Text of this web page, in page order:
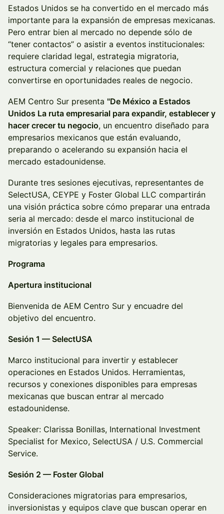
Estados Unidos se ha convertido en el mercado más
importante para la expansión de empresas mexicanas.
Pero entrar bien al mercado no depende sólo de
“tener contactos” o asistir a eventos institucionales:
requiere claridad legal, estrategia migratoria,
estructura comercial y relaciones que puedan
convertirse en oportunidades reales de negocio.
AEM Centro Sur presenta "De México a Estados
Unidos La ruta empresarial para expandir, establecer y
hacer crecer tu negocio, un encuentro diseñado para
empresarios mexicanos que están evaluando,
preparando o acelerando su expansión hacia el
mercado estadounidense.
Durante tres sesiones ejecutivas, representantes de
SelectUSA, CEYPE y Foster Global LLC compartirán
una visión práctica sobre cómo preparar una entrada
seria al mercado: desde el marco institucional de
inversión en Estados Unidos, hasta las rutas
migratorias y legales para empresarios.
Programa
Apertura institucional
Bienvenida de AEM Centro Sur y encuadre del
objetivo del encuentro.
Sesión 1 — SelectUSA
Marco institucional para invertir y establecer
operaciones en Estados Unidos. Herramientas,
recursos y conexiones disponibles para empresas
mexicanas que buscan entrar al mercado
estadounidense.
Speaker: Clarissa Bonillas, International Investment
Specialist for Mexico, SelectUSA / U.S. Commercial
Service.
Sesión 2 — Foster Global
Consideraciones migratorias para empresarios,
inversionistas y equipos clave que buscan operar en